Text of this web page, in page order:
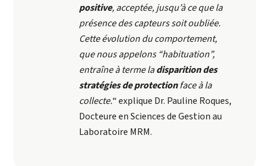
positive, acceptée, jusqu’à ce que la
présence des capteurs soit oubliée.
Cette évolution du comportement,
que nous appelons “habituation”,
entraîne à terme ladisparition des
stratégies de protectionface à la
collecte.“ explique Dr. Pauline Roques,
Docteure en Sciences de Gestion au
Laboratoire MRM.